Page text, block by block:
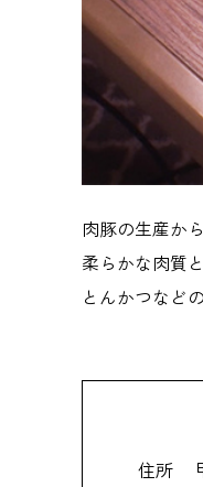
肉豚の生産か
柔らかな肉質
とんかつなど
住所